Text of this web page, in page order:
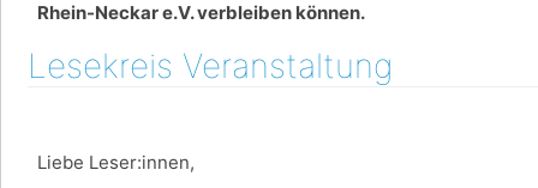
Rhein-Neckar e.V. verbleiben können.
Lesekreis Veranstaltung
Liebe Leser:innen,